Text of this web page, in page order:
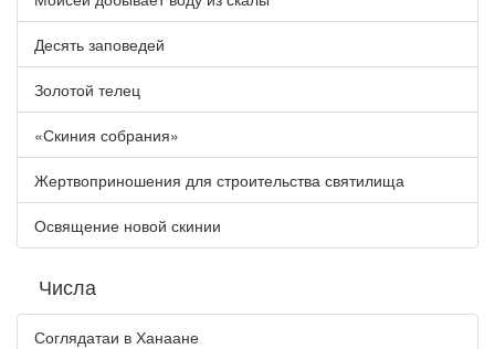
Десять заповедей
Золотой телец
«Скиния собрания»
Жертвоприношения для строительства святилища
Освящение новой скинии
Числа
Соглядатаи в Ханаане